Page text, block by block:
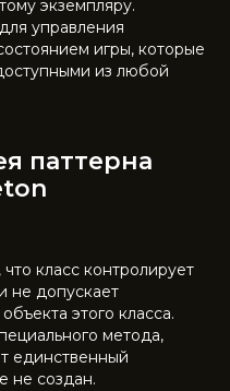
экземпляру.
управления
игры, которые
из любой
паттерна
класс контролирует
не допускает
этого класса.
метода,
единственный
не создан.